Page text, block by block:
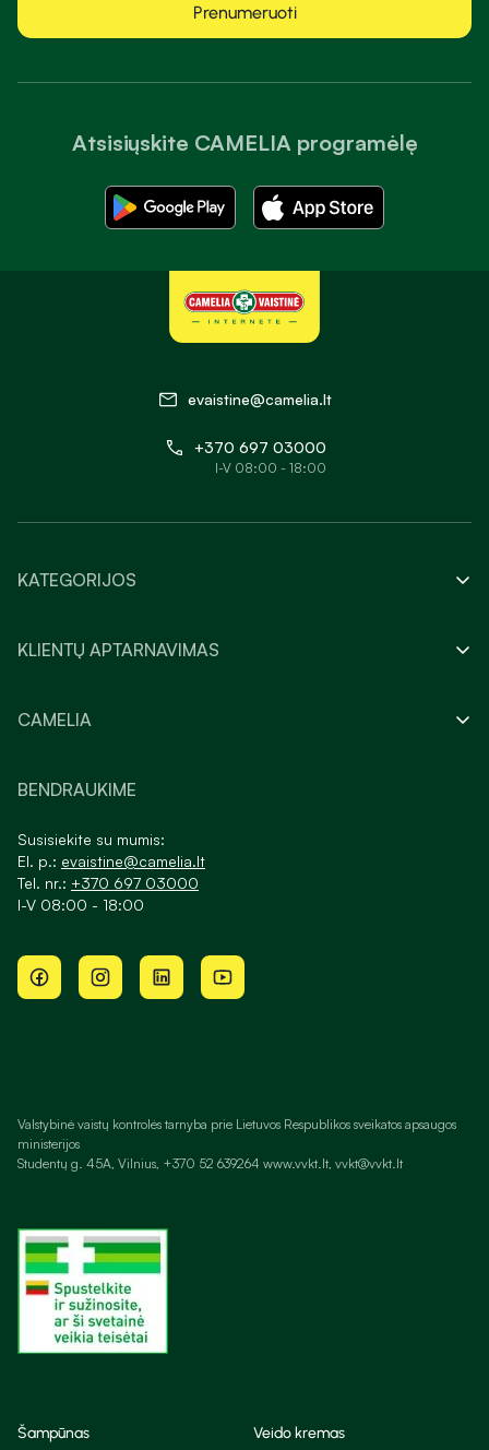
Atsisiųskite CAMELIA programėlę
Prenumeruoti
evaistine@camelia.lt
+370 697 03000
I-V 08:00 - 18:00
KATEGORIJOS
KLIENTŲ APTARNAVIMAS
CAMELIA
BENDRAUKIME
Susisiekite su mumis:
El. p.: evaistine@camelia.lt
Tel. nr.: +370 697 03000
I-V 08:00 - 18:00
Valstybinė vaistų kontrolės tarnyba prie Lietuvos Respublikos sveikatos apsaugos
ministerijos
Studentų g. 45A, Vilnius, +370 52 639264 www.vvkt.lt, vvkt@vvkt.lt
Šampūnas Veido kremas